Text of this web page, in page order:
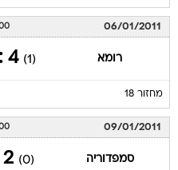
06/01/2011
רומא (1)
4 : 2
מחזור 18
09/01/2011
סמפדוריה (0)
2 : 1